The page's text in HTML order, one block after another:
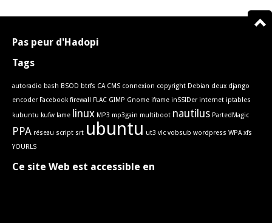
Pas peur d'Hadopi
Tags
autoradio bash BSOD btrfs CA CMS connexion copyright Debian deux django
encoder Facebook firewall FLAC GIMP Gnome iframe inSSIDer internet iptables
kubuntu kufw lame linux MP3 mp3gain multiboot nautilus PartedMagic
PPA réseau script srt ubuntu ut3 vlc vobsub wordpress WPA xfs
YOURLS
Ce site Web est accessible en